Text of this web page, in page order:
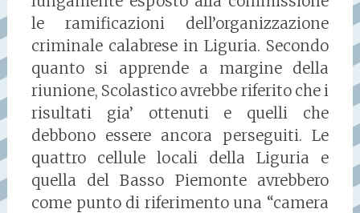
le ramificazioni dell’organizzazione
criminale calabrese in Liguria. Secondo
quanto si apprende a margine della
riunione, Scolastico avrebbe riferito che i
risultati gia’ ottenuti e quelli che
debbono essere ancora perseguiti. Le
quattro cellule locali della Liguria e
quella del Basso Piemonte avrebbero
come punto di riferimento una “camera